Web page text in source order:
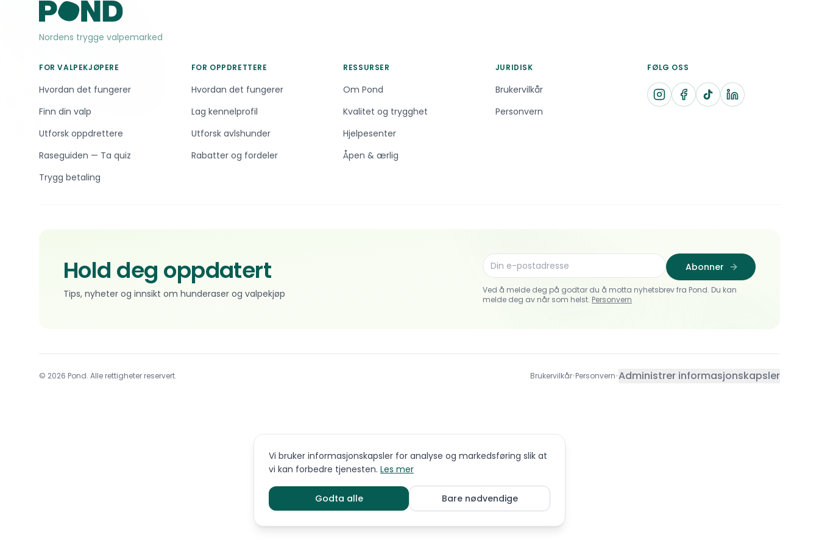
Nordens trygge valpemarked
FOR VALPEKJØPERE
Hvordan det fungerer
Finn din valp
Utforsk oppdrettere
Raseguiden — Ta quiz
Trygg betaling
FOR OPPDRETTERE
Hvordan det fungerer
Lag kennelprofil
Utforsk avlshunder
Rabatter og fordeler
RESSURSER
Om Pond
Kvalitet og trygghet
Hjelpesenter
Åpen & ærlig
JURIDISK
Brukervilkår
Personvern
FØLG OSS
Hold deg oppdatert
Tips, nyheter og innsikt om hunderaser og valpekjøp
Abonner
Ved å melde deg på godtar du å motta nyhetsbrev fra Pond. Du kan
melde deg av når som helst. Personvern
© 2026 Pond. Alle rettigheter reservert. Brukervilkår•Personvern•Administrer informasjonskapsler
Vi bruker informasjonskapsler for analyse og markedsføring slik at
vi kan forbedre tjenesten. Les mer
Godta alle Bare nødvendige